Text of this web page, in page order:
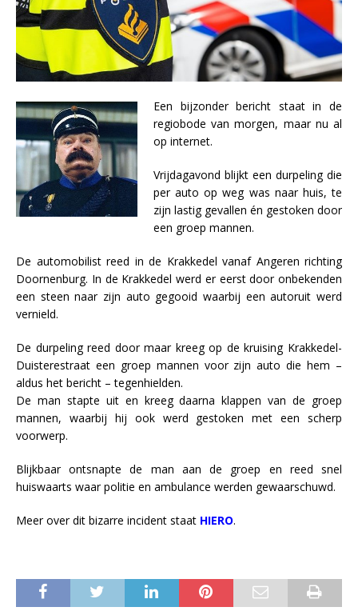
Een bijzonder bericht staat in de
regiobode van morgen, maar nu al
op internet.
Vrijdagavond blijkt een durpeling die
per auto op weg was naar huis, te
zijn lastig gevallen én gestoken door
een groep mannen.
De automobilist reed in de Krakkedel vanaf Angeren richting
Doornenburg. In de Krakkedel werd er eerst door onbekenden
een steen naar zijn auto gegooid waarbij een autoruit werd
vernield.
De durpeling reed door maar kreeg op de kruising Krakkedel-
Duisterestraat een groep mannen voor zijn auto die hem –
aldus het bericht – tegenhielden.
De man stapte uit en kreeg daarna klappen van de groep
mannen, waarbij hij ook werd gestoken met een scherp
voorwerp.
Blijkbaar ontsnapte de man aan de groep en reed snel
huiswaarts waar politie en ambulance werden gewaarschuwd.
Meer over dit bizarre incident staat HIERO.